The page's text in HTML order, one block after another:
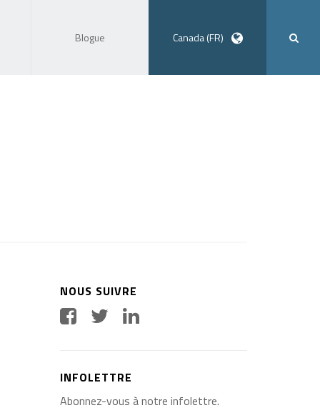
Blogue Canada (FR)
NOUS SUIVRE
INFOLETTRE
Abonnez-vous à notre infolettre.